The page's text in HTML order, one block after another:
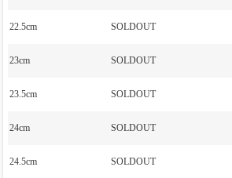
22.5cm SOLDOUT
23cm SOLDOUT
23.5cm SOLDOUT
24cm SOLDOUT
24.5cm SOLDOUT